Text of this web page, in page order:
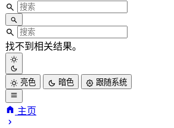
找不到相关结果。
亮色 暗色 跟随系统
主页